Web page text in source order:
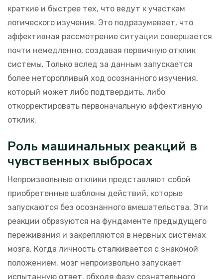
краткие и быстрее тех, что ведут к участкам
логического изучения. Это подразумевает, что
аффективная рассмотрение ситуации совершается
почти немедленно, создавая первичную отклик
системы. Только вслед за данным запускается
более неторопливый ход осознанного изучения,
который может либо подтвердить, либо
откорректировать первоначальную аффективную
отклик.
Роль машинальных реакций в
чувственных выбросах
Непроизвольные отклики представляют собой
приобретенные шаблоны действий, которые
запускаются без осознанного вмешательства. Эти
реакции образуются на фундаменте предыдущего
переживания и закрепляются в нервных системах
мозга. Когда личность сталкивается с знакомой
положением, мозг непроизвольно запускает
испытанную ответ, обходя фазу сознательного